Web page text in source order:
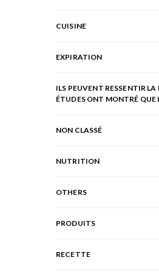
CUISINE
EXPIRATION
ILS PEUVENT RESSENTIR LA
ÉTUDES ONT MONTRÉ QUE
NON CLASSÉ
NUTRITION
OTHERS
PRODUITS
RECETTE